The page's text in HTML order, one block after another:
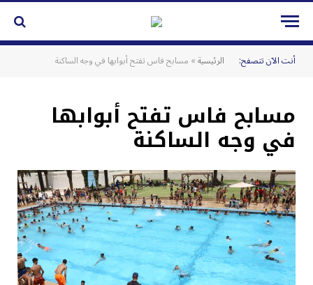
أنت الآن تتصفح: الرئيسية» مسابح فاس تفتح أبوابها في وجه الساكنة
مسابح فاس تفتح أبوابها
في وجه الساكنة